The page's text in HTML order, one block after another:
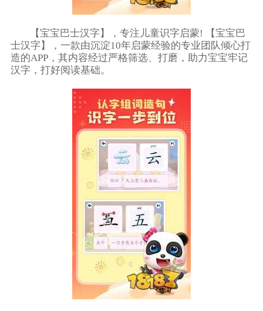
【宝宝巴士汉字】，专注儿童识字启蒙! 【宝宝巴
士汉字】，一款由沉淀10年启蒙经验的专业团队倾心打
造的APP，其内容经过严格筛选、打磨，助力宝宝牢记
汉字，打好阅读基础。